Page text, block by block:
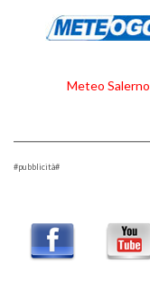
Meteo Salerno
#pubblicità#